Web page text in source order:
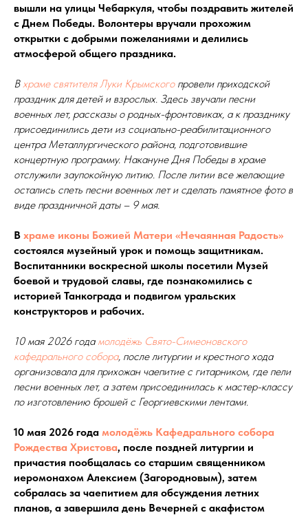
вышли на улицы Чебаркуля, чтобы поздравить жителей
с Днем Победы. Волонтеры вручали прохожим
открытки с добрыми пожеланиями и делились
атмосферой общего праздника.
В храме святителя Луки Крымскогопровели приходской
праздник для детей и взрослых. Здесь звучали песни
военных лет, рассказы о родных-фронтовиках, а к празднику
присоединились дети из социально-реабилитационного
центра Металлургического района, подготовившие
концертную программу. Накануне Дня Победы в храме
отслужили заупокойную литию. После литии все желающие
остались спеть песни военных лет и сделать памятное фото в
виде праздничной даты – 9 мая.
В храме иконы Божией Матери «Нечаянная Радость»
состоялся музейный урок и помощь защитникам.
Воспитанники воскресной школы посетили Музей
боевой и трудовой славы, где познакомились с
историей Танкограда и подвигом уральских
конструкторов и рабочих.
10 мая 2026 года молодёжь Свято-Симеоновского
кафедрального собора, после литургии и крестного хода
организовала для прихожан чаепитие с гитарником, где пели
песни военных лет, а затем присоединилась к мастер-классу
по изготовлению брошей с Георгиевскими лентами.
10 мая 2026 года молодёжь Кафедрального собора
Рождества Христова, после поздней литургии и
причастия пообщалась со старшим священником
иеромонахом Алексием (Загородновым), затем
собралась за чаепитием для обсуждения летних
планов, а завершила день Вечерней с акафистом